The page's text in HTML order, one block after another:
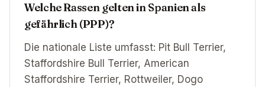
Welche Rassen gelten in Spanien als
gefährlich (PPP)?
Die nationale Liste umfasst: Pit Bull Terrier,
Staffordshire Bull Terrier, American
Staffordshire Terrier, Rottweiler, Dogo